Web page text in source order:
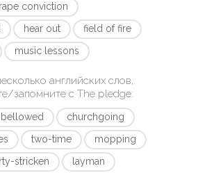
rape conviction
hear out
field of fire
music lessons
английских слов,
запомните с The pledge:
bellowed
churchgoing
two-time
mopping
stricken layman